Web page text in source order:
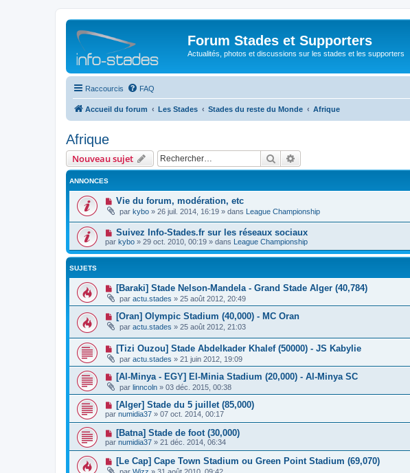
Forum Stades et Supporters
Actualités, photos et discussions sur les stades et les supporters
Raccourcis FAQ
Accueil du forum Les Stades Stades du reste du Monde Afrique
Afrique
Nouveau sujet Rechercher
ANNONCES
Vie du forum, modération, etc
par kybo » 26 juil. 2014, 16:19 » dans League Championship
Suivez Info-Stades.fr sur les réseaux sociaux
par kybo » 29 oct. 2010, 00:19 » dans League Championship
SUJETS
[Baraki] Stade Nelson-Mandela - Grand Stade Alger (40,784)
par actu.stades » 25 août 2012, 20:49
[Oran] Olympic Stadium (40,000) - MC Oran
par actu.stades » 25 août 2012, 21:03
[Tizi Ouzou] Stade Abdelkader Khalef (50000) - JS Kabylie
par actu.stades » 21 juin 2012, 19:09
[Al-Minya - EGY] El-Minia Stadium (20,000) - Al-Minya SC
par linncoln » 03 déc. 2015, 00:38
[Alger] Stade du 5 juillet (85,000)
par numidia37 » 07 oct. 2014, 00:17
[Batna] Stade de foot (30,000)
par numidia37 » 21 déc. 2014, 06:34
[Le Cap] Cape Town Stadium ou Green Point Stadium (69,070)